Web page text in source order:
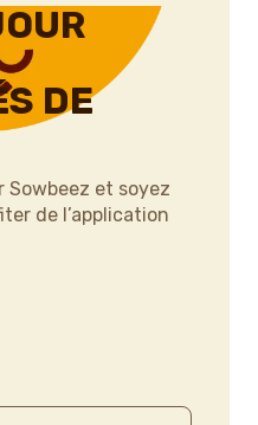
DE
et soyez
de l’application